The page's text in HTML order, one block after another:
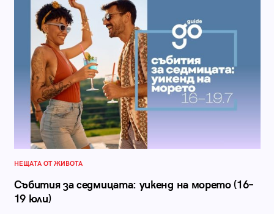
НЕЩАТА ОТ ЖИВОТА
Събития за седмицата: уикенд на морето (16–
19 юли)